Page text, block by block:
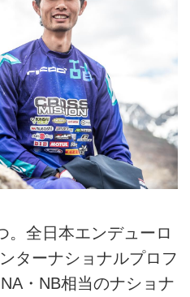
。全日本エンデューロ
ターナショナルプロフ
・NB相当のナショナ